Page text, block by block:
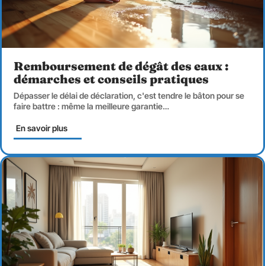
Remboursement de dégât des eaux :
démarches et conseils pratiques
Dépasser le délai de déclaration, c'est tendre le bâton pour se
faire battre : même la meilleure garantie…
En savoir plus